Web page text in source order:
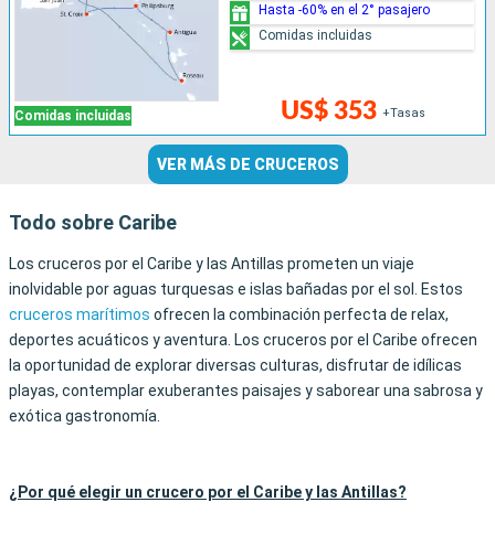
Comidas incluidas US$ 353 +Tasas
Hasta -60% en el 2° pasajero
Comidas incluidas
VER MÁS DE CRUCEROS
Todo sobre Caribe
Los cruceros por el Caribe y las Antillas prometen un viaje
inolvidable por aguas turquesas e islas bañadas por el sol. Estos
cruceros marítimos ofrecen la combinación perfecta de relax,
deportes acuáticos y aventura. Los cruceros por el Caribe ofrecen
la oportunidad de explorar diversas culturas, disfrutar de idílicas
playas, contemplar exuberantes paisajes y saborear una sabrosa y
exótica gastronomía.
¿Por qué elegir un crucero por el Caribe y las Antillas?